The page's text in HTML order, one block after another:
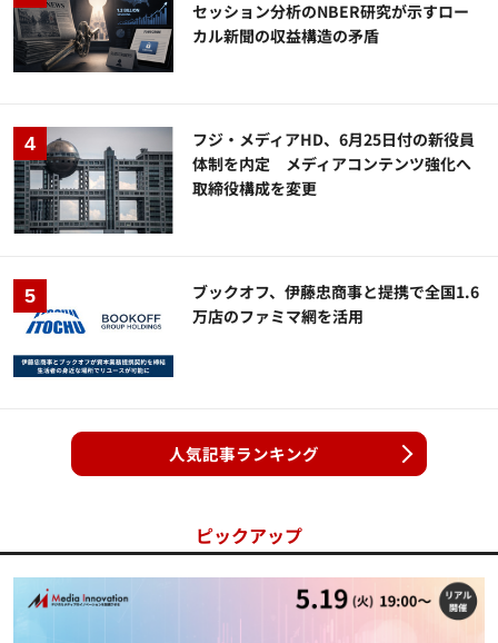
セッション分析のNBER研究が示すロー
カル新聞の収益構造の矛盾
フジ・メディアHD、6月25日付の新役員
体制を内定 メディアコンテンツ強化へ
取締役構成を変更
ブックオフ、伊藤忠商事と提携で全国1.6
万店のファミマ網を活用
人気記事ランキング
ピックアップ